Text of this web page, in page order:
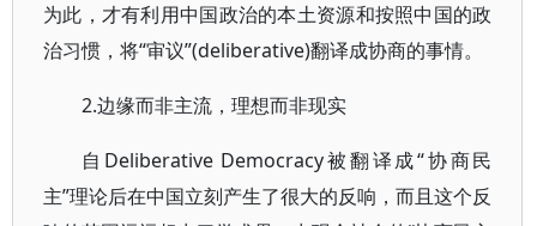
为此，才有利用中国政治的本土资源和按照中国的政
治习惯，将“审议”(deliberative)翻译成协商的事情。
2.边缘而非主流，理想而非现实
自Deliberative Democracy被翻译成“协商民
主”理论后在中国立刻产生了很大的反响，而且这个反